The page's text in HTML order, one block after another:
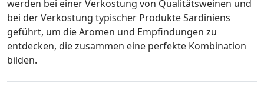
werden bei einer Verkostung von Qualitätsweinen und
bei der Verkostung typischer Produkte Sardiniens
geführt, um die Aromen und Empfindungen zu
entdecken, die zusammen eine perfekte Kombination
bilden.